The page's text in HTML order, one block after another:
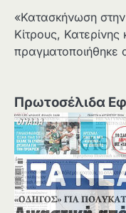
«Κατασκήνωση
Κίτρους,
πραγματοποιήθηκε
Πρωτοσέλιδα